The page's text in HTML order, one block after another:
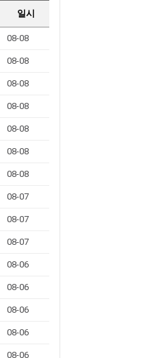
일시
08-08
08-08
08-08
08-08
08-08
08-08
08-08
08-07
08-07
08-07
08-06
08-06
08-06
08-06
08-06